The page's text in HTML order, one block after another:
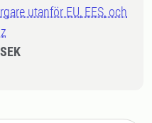
utanför EU, EES, och